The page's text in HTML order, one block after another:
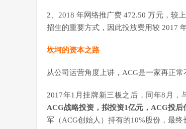
2、2018 年网络推广费 472.50 万元，较
招生的重要方式，因此投放费用较 2017 年
坎坷的资本之路
从公司运营角度上讲，ACG是一家再正
2017年1月挂牌新三板之后，同年8月
ACG战略投资，拟投资1亿元，ACG投后
军（ACG创始人）持有的10%股份，最终